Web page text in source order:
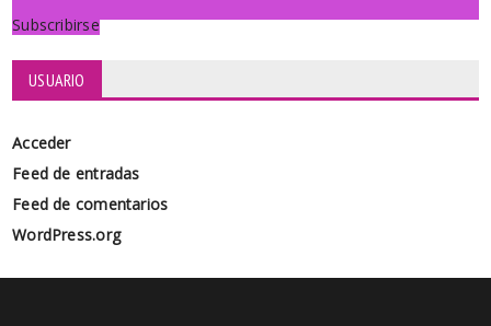
Subscribirse
USUARIO
Acceder
Feed de entradas
Feed de comentarios
WordPress.org